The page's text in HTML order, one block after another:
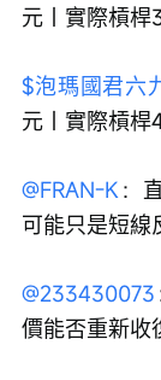
元｜實際槓桿
$泡瑪國君六
元｜實際槓桿
@FRAN-K ：
可能只是短線
@233430073
價能否重新收